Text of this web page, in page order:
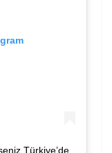
Türkiye’de